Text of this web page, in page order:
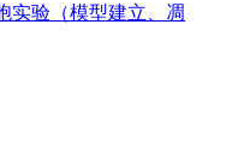
实验（模型建立、凋